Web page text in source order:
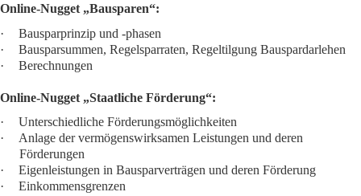
Online-Nugget „Bausparen“:
·
Bausparprinzip und -phasen
·
Bausparsummen, Regelsparraten, Regeltilgung Bauspardarlehen
·
Berechnungen
Online-Nugget „Staatliche Förderung“:
·
Unterschiedliche Förderungsmöglichkeiten
·
Anlage der vermögenswirksamen Leistungen und deren
Förderungen
·
Eigenleistungen in Bausparverträgen und deren Förderung
·
Einkommensgrenzen